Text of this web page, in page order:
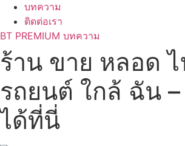
บทความ
ติดต่อเรา
BT PREMIUM บทความ
ร้าน ขาย หลอด
รถยนต์ ใกล้ ฉัน
ได้ที่นี่